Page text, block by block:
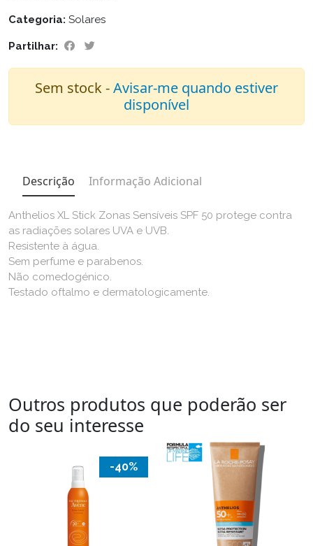
Categoria: Solares
Partilhar:
Sem stock -Avisar-me quando estiver
disponível
Descrição Informação Adicional
Anthelios XL Stick Zonas Sensíveis SPF 50 protege contra
as radiações solares UVA e UVB.
Resistente à água.
Sem perfume e parabenos.
Não comedogénico.
Testado oftalmo e dermatologicamente.
Outros produtos que poderão ser
do seu interesse
-40%